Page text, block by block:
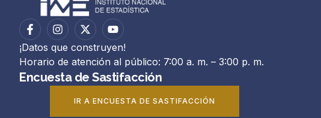
¡Datos que construyen!
Horario de atención al público: 7:00 a. m. – 3:00 p. m.
Encuesta de Sastifacción
IR A ENCUESTA DE SASTIFACCIÓN